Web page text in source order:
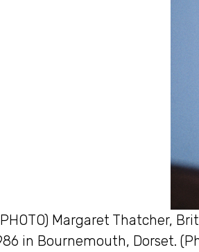
PHOTO) Margaret Thatcher,
in Bournemouth, Dorset.